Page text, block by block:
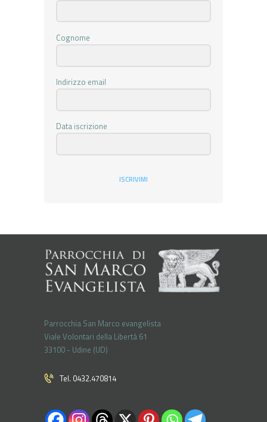
Cognome
Indirizzo email
Data iscrizione
ISCRIVIMI
Parrocchia San Marco evangelista
Viale Volontari della Libertá 61
33100 - Udine (UD)
Tel. 0432.470814